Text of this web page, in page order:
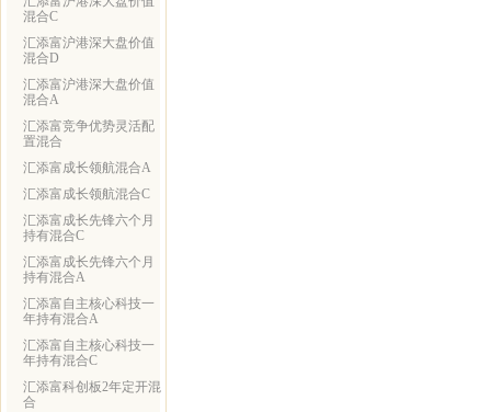
混合C
汇添富沪港深大盘价值
混合D
汇添富沪港深大盘价值
混合A
汇添富竞争优势灵活配
置混合
汇添富成长领航混合A
汇添富成长领航混合C
汇添富成长先锋六个月
持有混合C
汇添富成长先锋六个月
持有混合A
汇添富自主核心科技一
年持有混合A
汇添富自主核心科技一
年持有混合C
汇添富科创板2年定开混
合